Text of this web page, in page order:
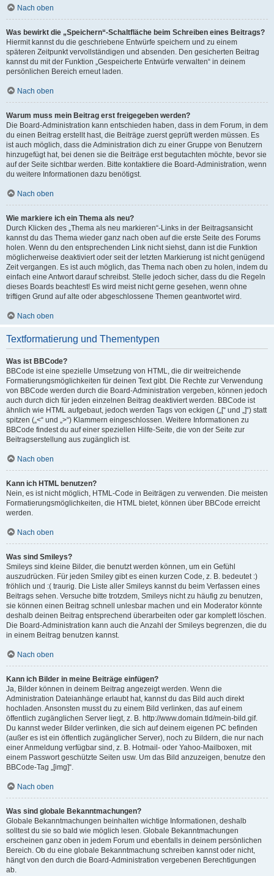
Nach oben
Was bewirkt die „Speichern“-Schaltfläche beim Schreiben eines Beitrags?
Hiermit kannst du die geschriebene Entwürfe speichern und zu einem
späteren Zeitpunkt vervollständigen und absenden. Den gesicherten Beitrag
kannst du mit der Funktion „Gespeicherte Entwürfe verwalten“ in deinem
persönlichen Bereich erneut laden.
Nach oben
Warum muss mein Beitrag erst freigegeben werden?
Die Board-Administration kann entschieden haben, dass in dem Forum, in dem
du einen Beitrag erstellt hast, die Beiträge zuerst geprüft werden müssen. Es
ist auch möglich, dass die Administration dich zu einer Gruppe von Benutzern
hinzugefügt hat, bei denen sie die Beiträge erst begutachten möchte, bevor sie
auf der Seite sichtbar werden. Bitte kontaktiere die Board-Administration, wenn
du weitere Informationen dazu benötigst.
Nach oben
Wie markiere ich ein Thema als neu?
Durch Klicken des „Thema als neu markieren“-Links in der Beitragsansicht
kannst du das Thema wieder ganz nach oben auf die erste Seite des Forums
holen. Wenn du den entsprechenden Link nicht siehst, dann ist die Funktion
möglicherweise deaktiviert oder seit der letzten Markierung ist nicht genügend
Zeit vergangen. Es ist auch möglich, das Thema nach oben zu holen, indem du
einfach eine Antwort darauf schreibst. Stelle jedoch sicher, dass du die Regeln
dieses Boards beachtest! Es wird meist nicht gerne gesehen, wenn ohne
triftigen Grund auf alte oder abgeschlossene Themen geantwortet wird.
Nach oben
Textformatierung und Thementypen
Was ist BBCode?
BBCode ist eine spezielle Umsetzung von HTML, die dir weitreichende
Formatierungsmöglichkeiten für deinen Text gibt. Die Rechte zur Verwendung
von BBCode werden durch die Board-Administration vergeben, können jedoch
auch durch dich für jeden einzelnen Beitrag deaktiviert werden. BBCode ist
ähnlich wie HTML aufgebaut, jedoch werden Tags von eckigen („[“ und „]“) statt
spitzen („<“ und „>“) Klammern eingeschlossen. Weitere Informationen zu
BBCode findest du auf einer speziellen Hilfe-Seite, die von der Seite zur
Beitragserstellung aus zugänglich ist.
Nach oben
Kann ich HTML benutzen?
Nein, es ist nicht möglich, HTML-Code in Beiträgen zu verwenden. Die meisten
Formatierungsmöglichkeiten, die HTML bietet, können über BBCode erreicht
werden.
Nach oben
Was sind Smileys?
Smileys sind kleine Bilder, die benutzt werden können, um ein Gefühl
auszudrücken. Für jeden Smiley gibt es einen kurzen Code, z. B. bedeutet :)
fröhlich und :( traurig. Die Liste aller Smileys kannst du beim Verfassen eines
Beitrags sehen. Versuche bitte trotzdem, Smileys nicht zu häufig zu benutzen,
sie können einen Beitrag schnell unlesbar machen und ein Moderator könnte
deshalb deinen Beitrag entsprechend überarbeiten oder gar komplett löschen.
Die Board-Administration kann auch die Anzahl der Smileys begrenzen, die du
in einem Beitrag benutzen kannst.
Nach oben
Kann ich Bilder in meine Beiträge einfügen?
Ja, Bilder können in deinem Beitrag angezeigt werden. Wenn die
Administration Dateianhänge erlaubt hat, kannst du das Bild auch direkt
hochladen. Ansonsten musst du zu einem Bild verlinken, das auf einem
öffentlich zugänglichen Server liegt, z. B. http://www.domain.tld/mein-bild.gif.
Du kannst weder Bilder verlinken, die sich auf deinem eigenen PC befinden
(außer es ist ein öffentlich zugänglicher Server), noch zu Bildern, die nur nach
einer Anmeldung verfügbar sind, z. B. Hotmail- oder Yahoo-Mailboxen, mit
einem Passwort geschützte Seiten usw. Um das Bild anzuzeigen, benutze den
BBCode-Tag „[img]“.
Nach oben
Was sind globale Bekanntmachungen?
Globale Bekanntmachungen beinhalten wichtige Informationen, deshalb
solltest du sie so bald wie möglich lesen. Globale Bekanntmachungen
erscheinen ganz oben in jedem Forum und ebenfalls in deinem persönlichen
Bereich. Ob du eine globale Bekanntmachung schreiben kannst oder nicht,
hängt von den durch die Board-Administration vergebenen Berechtigungen
ab.